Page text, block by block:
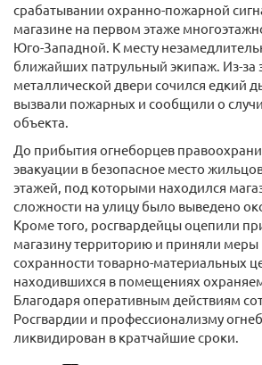
срабатывании охранно-пожарной
магазине на первом этаже
Юго-Западной. К месту
ближайших патрульный экипаж. Из-за
металлической двери сочился едкий
вызвали пожарных и сообщили о
объекта.
До прибытия огнеборцев
эвакуации в безопасное место
этажей, под которыми находился
сложности на улицу было выведено
Кроме того, росгвардейцы оцепили
магазину территорию и приняли
сохранности товарно-материальных
находившихся в помещениях
Благодаря оперативным действиям
Росгвардии и профессионализму
ликвидирован в кратчайшие сроки.